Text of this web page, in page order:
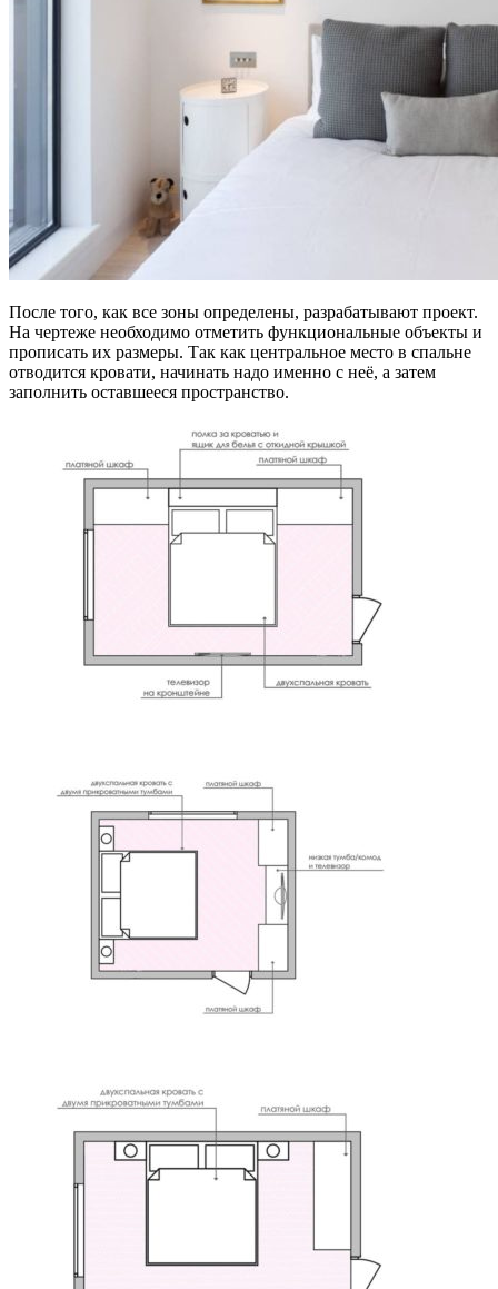
После того, как все зоны определены, разрабатывают проект.
На чертеже необходимо отметить функциональные объекты и
прописать их размеры. Так как центральное место в спальне
отводится кровати, начинать надо именно с неё, а затем
заполнить оставшееся пространство.